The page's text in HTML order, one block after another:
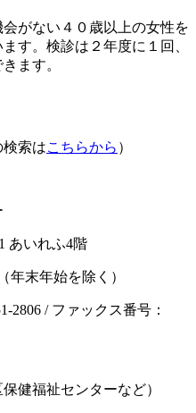
がない４０歳以上の女性を
す。検診は２年度に１回、
ます。
索はこちらから ）
あいれふ4階
年末年始を除く）
2806 / ファックス番号：
健福祉センターなど）